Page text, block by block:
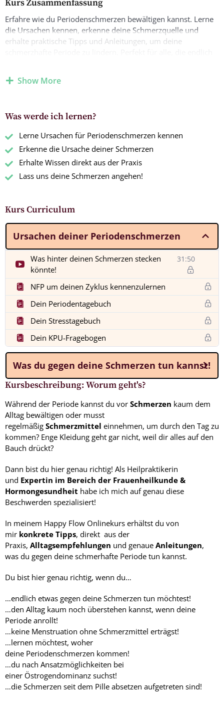
Kurs Zusammenfassung
Erfahre wie du Periodenschmerzen bewältigen kannst. Lerne
die Ursachen kennen, erkenne deine Schmerzquelle und
erhalte praktische Tipps und Anleitungen, um deine
Show More
Was werde ich lernen?
Lerne Ursachen für Periodenschmerzen kennen
Erkenne die Ursache deiner Schmerzen
Erhalte Wissen direkt aus der Praxis
Lass uns deine Schmerzen angehen!
Kurs Curriculum
Ursachen deiner Periodenschmerzen
Was hinter deinen Schmerzen stecken
könnte!
31:50
NFP um deinen Zyklus kennenzulernen
Dein Periodentagebuch
Dein Stresstagebuch
Dein KPU-Fragebogen
Was du gegen deine Schmerzen tun kannst!
Kursbeschreibung: Worum geht's?
Während der Periode kannst du vor Schmerzen kaum dem
Alltag bewältigen oder musst
regelmäßig Schmerzmittel einnehmen, um durch den Tag zu
kommen? Enge Kleidung geht gar nicht, weil dir alles auf den
Bauch drückt?
Dann bist du hier genau richtig! Als Heilpraktikerin
und Expertin im Bereich der Frauenheilkunde &
Hormongesundheit habe ich mich auf genau diese
Beschwerden spezialisiert!
In meinem Happy Flow Onlinekurs erhältst du von
mir konkrete Tipps, direkt aus der
Praxis, Alltagsempfehlungen und genaue Anleitungen,
was du gegen deine schmerhafte Periode tun kannst.
Du bist hier genau richtig, wenn du…
…endlich etwas gegen deine Schmerzen tun möchtest!
…den Alltag kaum noch überstehen kannst, wenn deine
Periode anrollt!
…keine Menstruation ohne Schmerzmittel erträgst!
…lernen möchtest, woher
deine Periodenschmerzen kommen!
…du nach Ansatzmöglichkeiten bei
einer Östrogendominanz suchst!
…die Schmerzen seit dem Pille absetzen aufgetreten sind!